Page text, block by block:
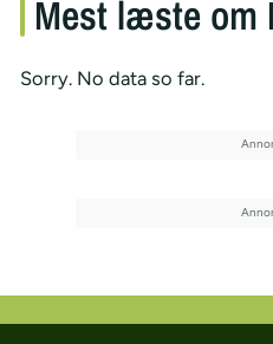
Mest læste om
Sorry. No data so far.